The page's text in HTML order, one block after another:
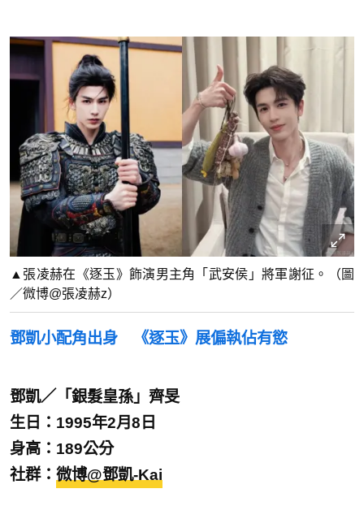
▲張凌赫在《逐玉》飾演男主角「武安侯」將軍謝征。（圖
／微博@張凌赫z）
鄧凱小配角出身 《逐玉》展偏執佔有慾
鄧凱／「銀髮皇孫」齊旻
生日：1995年2月8日
身高：189公分
社群： 微博@鄧凱-Kai